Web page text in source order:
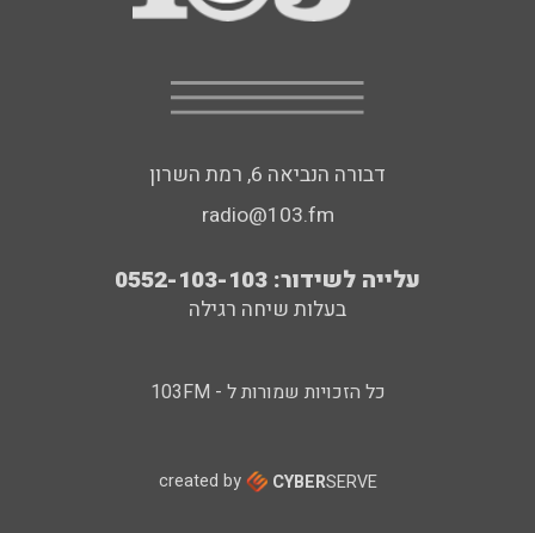
דבורה הנביאה 6, רמת השרון
radio@103.fm
עלייה לשידור: 0552-103-103
בעלות שיחה רגילה
כל הזכויות שמורות ל - 103FM
created by CYBERSERVE